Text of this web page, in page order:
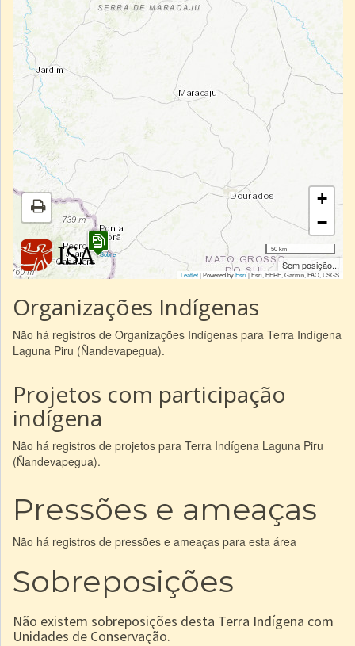
|Sobre
+
−
50 km
Sem posição...
Leaflet| Powered byEsri|Esri, HERE, Garmin, FAO, USGS
Organizações Indígenas
Não há registros de Organizações Indígenas para Terra Indígena
Laguna Piru (Ñandevapegua).
Projetos com participação
indígena
Não há registros de projetos para Terra Indígena Laguna Piru
(Ñandevapegua).
Pressões e ameaças
Não há registros de pressões e ameaças para esta área
Sobreposições
Não existem sobreposições desta Terra Indígena com
Unidades de Conservação.